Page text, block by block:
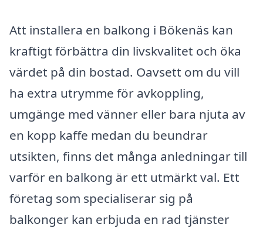
Att installera en balkong i Bökenäs kan
kraftigt förbättra din livskvalitet och öka
värdet på din bostad. Oavsett om du vill
ha extra utrymme för avkoppling,
umgänge med vänner eller bara njuta av
en kopp kaffe medan du beundrar
utsikten, finns det många anledningar till
varför en balkong är ett utmärkt val. Ett
företag som specialiserar sig på
balkonger kan erbjuda en rad tjänster